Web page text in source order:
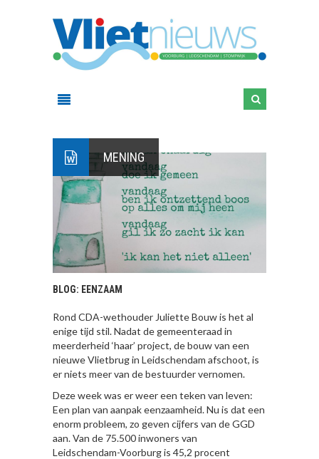
MENING
BLOG: EENZAAM
Rond CDA-wethouder Juliette Bouw is het al
enige tijd stil. Nadat de gemeenteraad in
meerderheid ‘haar’ project, de bouw van een
nieuwe Vlietbrug in Leidschendam afschoot, is
er niets meer van de bestuurder vernomen.
Deze week was er weer een teken van leven:
Een plan van aanpak eenzaamheid. Nu is dat een
enorm probleem, zo geven cijfers van de GGD
aan. Van de 75.500 inwoners van
Leidschendam-Voorburg is 45,2 procent